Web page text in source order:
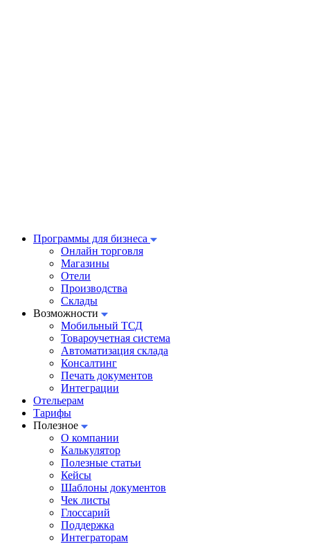
Программы для бизнеса
Онлайн торговля
Магазины
Отели
Производства
Склады
Возможности
Мобильный ТСД
Товароучетная система
Автоматизация склада
Консалтинг
Печать документов
Интеграции
Отельерам
Тарифы
Полезное
О компании
Калькулятор
Полезные статьи
Кейсы
Шаблоны документов
Чек листы
Глоссарий
Поддержка
Интеграторам